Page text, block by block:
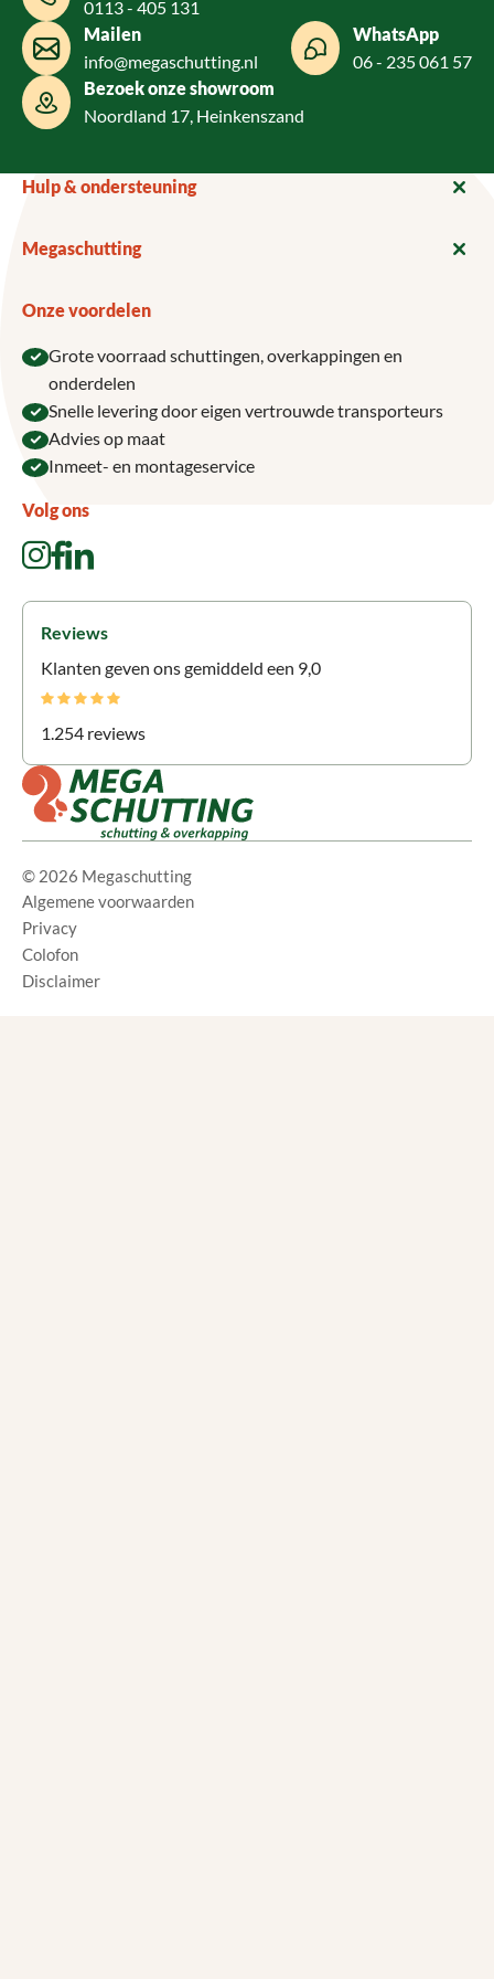
0113 - 405 131
Mailen
info@megaschutting.nl
WhatsApp
06 - 235 061 57
Bezoek onze showroom
Noordland 17, Heinkenszand
Hulp & ondersteuning
Megaschutting
Onze voordelen
Grote voorraad schuttingen, overkappingen en
onderdelen
Snelle levering door eigen vertrouwde transporteurs
Advies op maat
Inmeet- en montageservice
Volg ons
Reviews
Klanten geven ons gemiddeld een 9,0
1.254 reviews
© 2026 Megaschutting
Algemene voorwaarden
Privacy
Colofon
Disclaimer